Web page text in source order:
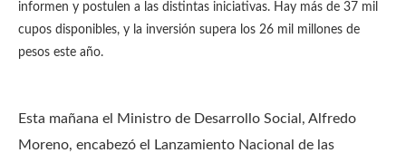
informen y postulen a las distintas iniciativas. Hay más de 37 mil
cupos disponibles, y la inversión supera los 26 mil millones de
pesos este año.
Esta mañana el Ministro de Desarrollo Social, Alfredo
Moreno, encabezó el Lanzamiento Nacional de las